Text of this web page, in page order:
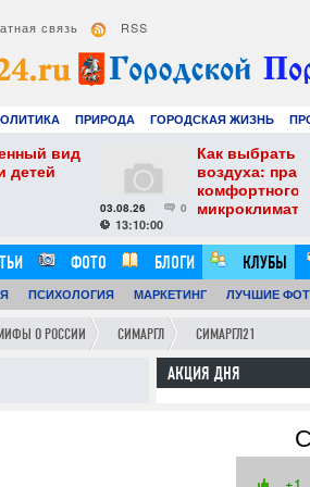
связь RSS
ПРИРОДА ГОРОДСКАЯ ЖИЗНЬ
АВТО
Как выбрать увлажнитель
воздуха: практические советы для
комфортного и здорового
микроклимата
ФОТО БЛОГИ
КЛУБЫ
ПСИХОЛОГИЯ МАРКЕТИНГ ЛУЧШИЕ
О РОССИИ СИМАРГЛ СИМАРГЛ21
АКЦИЯ ДНЯ